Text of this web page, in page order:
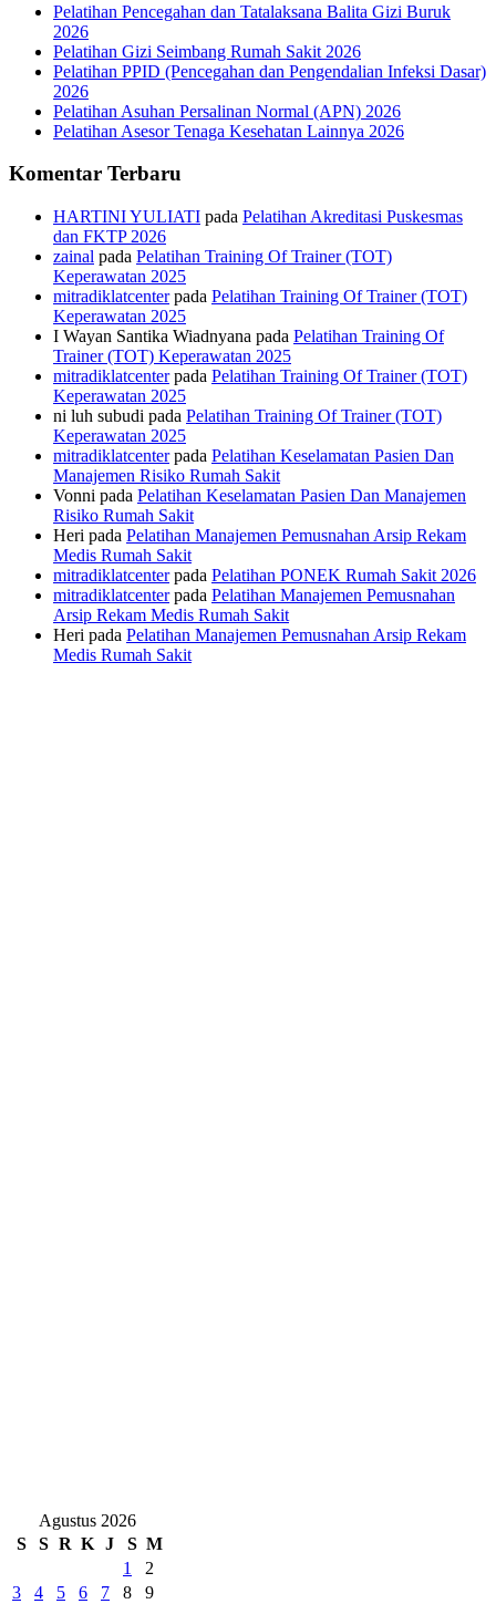
Pelatihan Pencegahan dan Tatalaksana Balita Gizi Buruk
2026
Pelatihan Gizi Seimbang Rumah Sakit 2026
Pelatihan PPID (Pencegahan dan Pengendalian Infeksi Dasar)
2026
Pelatihan Asuhan Persalinan Normal (APN) 2026
Pelatihan Asesor Tenaga Kesehatan Lainnya 2026
Komentar Terbaru
HARTINI YULIATI pada Pelatihan Akreditasi Puskesmas
dan FKTP 2026
zainal pada Pelatihan Training Of Trainer (TOT)
Keperawatan 2025
mitradiklatcenterpada Pelatihan Training Of Trainer (TOT)
Keperawatan 2025
I Wayan Santika Wiadnyana pada Pelatihan Training Of
Trainer (TOT) Keperawatan 2025
mitradiklatcenterpada Pelatihan Training Of Trainer (TOT)
Keperawatan 2025
ni luh subudi pada Pelatihan Training Of Trainer (TOT)
Keperawatan 2025
mitradiklatcenterpada Pelatihan Keselamatan Pasien Dan
Manajemen Risiko Rumah Sakit
Vonni pada Pelatihan Keselamatan Pasien Dan Manajemen
Risiko Rumah Sakit
Heri pada Pelatihan Manajemen Pemusnahan Arsip Rekam
Medis Rumah Sakit
mitradiklatcenterpada Pelatihan PONEK Rumah Sakit 2026
mitradiklatcenterpada Pelatihan Manajemen Pemusnahan
Arsip Rekam Medis Rumah Sakit
Heri pada Pelatihan Manajemen Pemusnahan Arsip Rekam
Medis Rumah Sakit
Agustus 2026
S
S R K J S M
1
2
3
4 5 6 7 8
9